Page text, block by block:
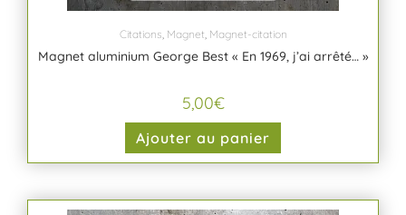
Citations, Magnet, Magnet-citation
Magnet aluminium George Best « En 1969, j’ai arrêté… »
5,00€
Ajouter au panier